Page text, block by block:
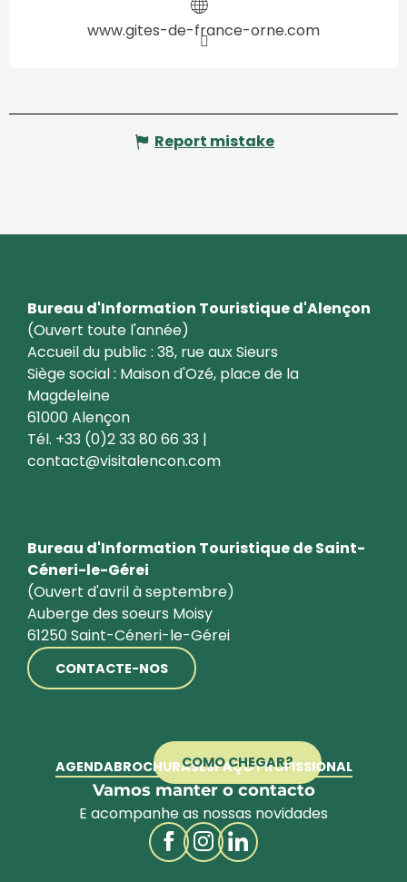
www.gites-de-france-orne.com
Report mistake
Bureau d'Information Touristique d'Alençon
(Ouvert toute l'année)
Accueil du public : 38, rue aux Sieurs
Siège social : Maison d'Ozé, place de la
Magdeleine
61000 Alençon
Tél. +33 (0)2 33 80 66 33 |
contact@visitalencon.com
Bureau d'Information Touristique de Saint-
Céneri-le-Gérei
(Ouvert d'avril à septembre)
Auberge des soeurs Moisy
61250 Saint-Céneri-le-Gérei
CONTACTE-NOS
COMO CHEGAR?
AGENDABROCHURASESPAÇO PROFISSIONAL
Vamos manter o contacto
E acompanhe as nossas novidades